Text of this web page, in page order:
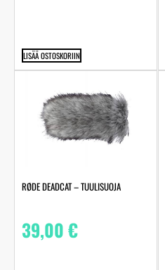
LISÄÄ OSTOSKORIIN
RØDE DEADCAT – TUULISUOJA
39,00€